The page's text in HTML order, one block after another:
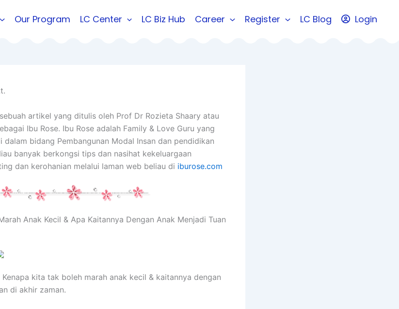
Our Program LC Center LC Biz Hub Career Register LC Blog Login
artikel yang ditulis oleh Prof Dr Rozieta Shaary atau
Ibu Rose. Ibu Rose adalah Family & Love Guru yang
bidang Pembangunan Modal Insan dan pendidikan
banyak berkongsi tips dan nasihat kekeluargaan
dan kerohanian melalui laman web beliau di iburose.com
Anak Kecil & Apa Kaitannya Dengan Anak Menjadi Tuan
kita tak boleh marah anak kecil & kaitannya dengan
di akhir zaman.